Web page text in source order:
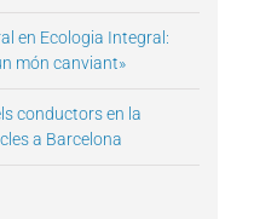
en Ecologia Integral:
món canviant»
conductors en la
a Barcelona